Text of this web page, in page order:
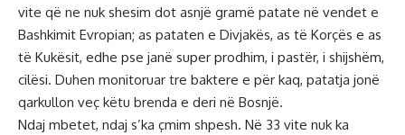
vite që ne nuk shesim dot asnjë gramë patate në vendet e
Bashkimit Evropian; as pataten e Divjakës, as të Korçës e as
të Kukësit, edhe pse janë super prodhim, i pastër, i shijshëm,
cilësi. Duhen monitoruar tre baktere e për kaq, patatja jonë
qarkullon veç këtu brenda e deri në Bosnjë.
Ndaj mbetet, ndaj s’ka çmim shpesh. Në 33 vite nuk ka